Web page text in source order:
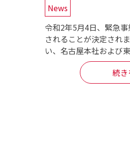
News
令和2年5月4日、緊急
されることが決定され
い、名古屋本社および
続